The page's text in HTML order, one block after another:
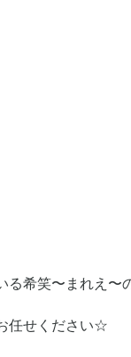
希笑〜まれえ〜
任せください☆